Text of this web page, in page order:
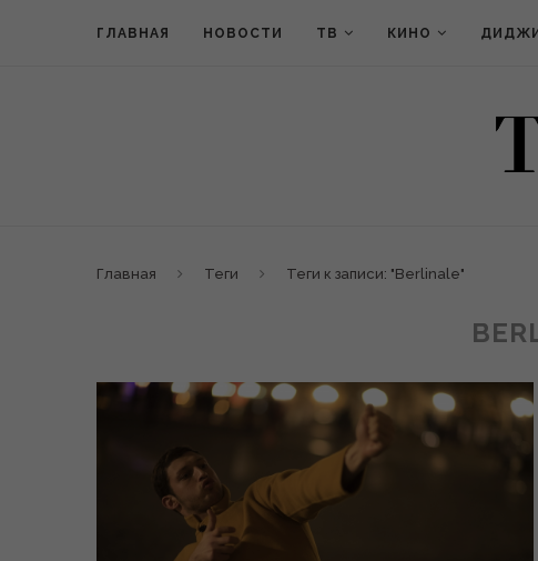
ГЛАВНАЯ НОВОСТИ ТВ КИНО
Главная Теги Теги к записи: "Berlinale"